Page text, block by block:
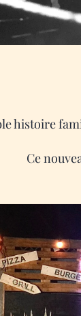
histoire
Ce